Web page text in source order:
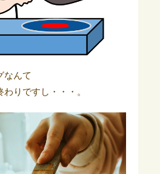
なんて
りですし・・・。